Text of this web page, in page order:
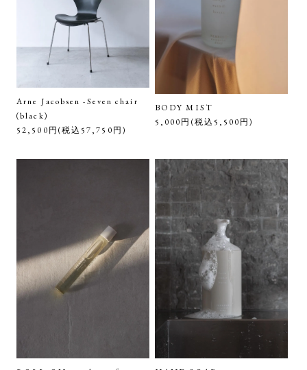
Arne Jacobsen -Seven chair
(black)
52,500円(税込57,750円)
BODY MIST
5,000円(税込5,500円)